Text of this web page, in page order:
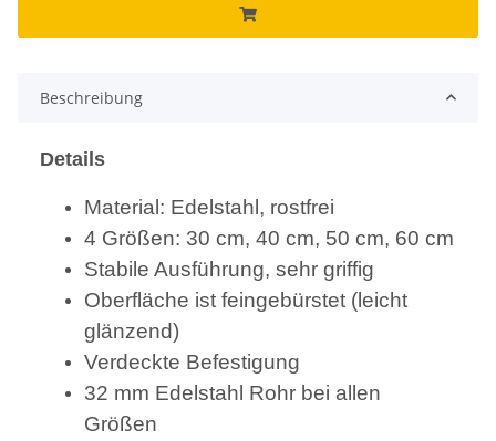
Beschreibung
Details
Material: Edelstahl, rostfrei
4 Größen: 30 cm, 40 cm, 50 cm, 60 cm
Stabile Ausführung, sehr griffig
Oberfläche ist feingebürstet (leicht
glänzend)
Verdeckte Befestigung
32 mm Edelstahl Rohr bei allen
Größen